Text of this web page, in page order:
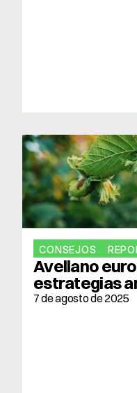
CONSEJOS
Avellano
estrategias
7 de agosto de 2025